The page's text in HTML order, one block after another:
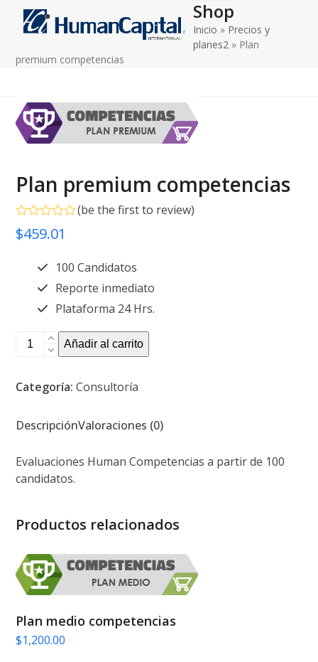
Open
mobile
menu
Close
mobile
menu
Shop
Inicio » Precios y
planes2 » Plan
premium competencias
Plan premium competencias
Valorado
en
(be the first to review)
$459.01
100 Candidatos
Reporte inmediato
Plataforma 24 Hrs.
Plan
premium
cantidad
Añadir al carrito
Categoría:Consultoría
DescripciónValoraciones (0)
Evaluaciones Human Competencias a partir de 100
candidatos.
Productos relacionados
Plan medio competencias
$1,200.00